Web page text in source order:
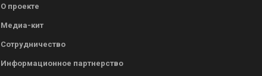
О проекте
Медиа-кит
Сотрудничество
Информационное партнерство